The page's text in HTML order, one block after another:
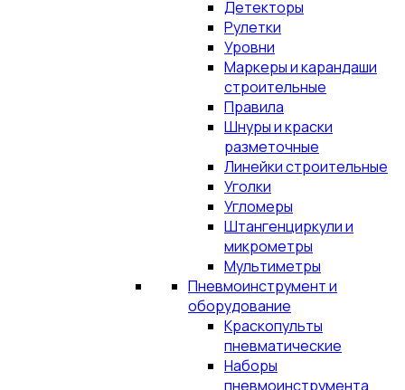
Детекторы
Рулетки
Уровни
Маркеры и карандаши
строительные
Правила
Шнуры и краски
разметочные
Линейки строительные
Уголки
Угломеры
Штангенциркули и
микрометры
Мультиметры
Пневмоинструмент и
оборудование
Краскопульты
пневматические
Наборы
пневмоинструмента